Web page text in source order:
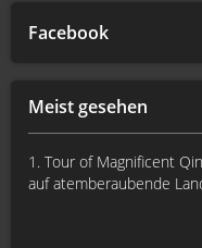
Meist gesehen
1. Tour of Magnificent
auf atemberaubende
Facebook